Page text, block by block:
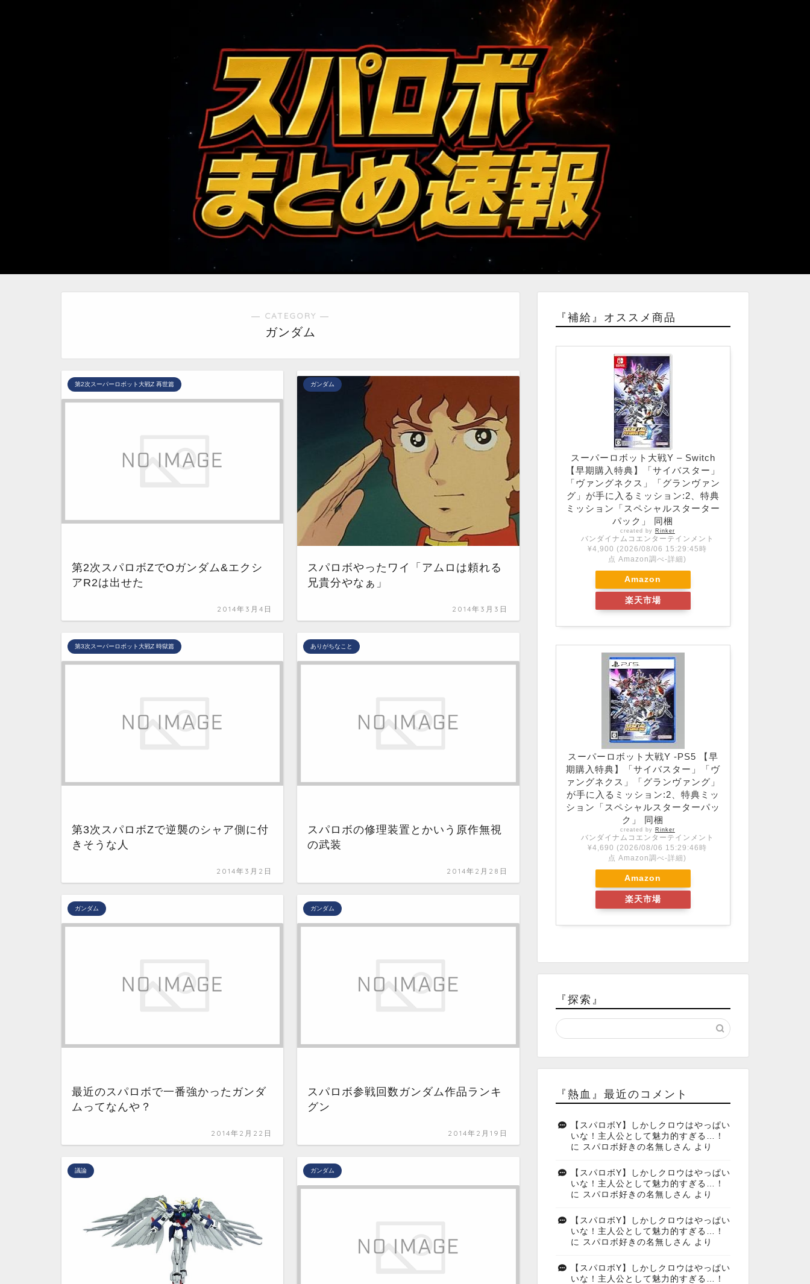
― CATEGORY ―
ガンダム
第2次スーパーロボット大戦Z 再世篇
第2次スパロボZでOガンダム&エクシ
アR2は出せた
2014年3月4日
ガンダム
スパロボやったワイ「アムロは頼れる
兄貴分やなぁ」
2014年3月3日
第3次スーパーロボット大戦Z 時獄篇
第3次スパロボZで逆襲のシャア側に付
きそうな人
2014年3月2日
ありがちなこと
スパロボの修理装置とかいう原作無視
の武装
2014年2月28日
ガンダム
最近のスパロボで一番強かったガンダ
ムってなんや？
2014年2月22日
ガンダム
スパロボ参戦回数ガンダム作品ランキ
グン
2014年2月19日
議論 ガンダム
『補給』オススメ商品
スーパーロボット大戦Y – Switch
【早期購入特典】「サイバスター」
「ヴァングネクス」「グランヴァン
グ」が手に入るミッション:2、特典
ミッション「スペシャルスターター
パック」 同梱
created by Rinker
バンダイナムコエンターテインメント
¥4,900 (2026/08/06 15:29:45時
点 Amazon調べ-詳細)
Amazon
楽天市場
スーパーロボット大戦Y -PS5 【早
期購入特典】「サイバスター」「ヴ
ァングネクス」「グランヴァング」
が手に入るミッション:2、特典ミッ
ション「スペシャルスターターパッ
ク」 同梱
created by Rinker
バンダイナムコエンターテインメント
¥4,690 (2026/08/06 15:29:46時
点 Amazon調べ-詳細)
Amazon
楽天市場
『探索』
『熱血』最近のコメント
【スパロボY】しかしクロウはやっぱい
いな！主人公として魅力的すぎる…！
に
スパロボ好きの名無しさん より
【スパロボY】しかしクロウはやっぱい
いな！主人公として魅力的すぎる…！
に
スパロボ好きの名無しさん より
【スパロボY】しかしクロウはやっぱい
いな！主人公として魅力的すぎる…！
に
スパロボ好きの名無しさん より
【スパロボY】しかしクロウはやっぱい
いな！主人公として魅力的すぎる…！